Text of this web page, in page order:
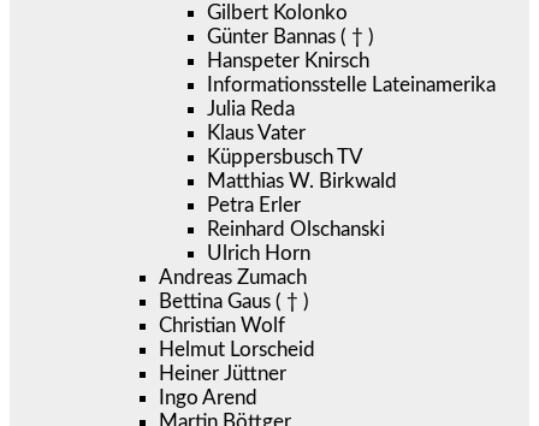
Gilbert Kolonko
Günter Bannas ( † )
Hanspeter Knirsch
Informationsstelle Lateinamerika
Julia Reda
Klaus Vater
Küppersbusch TV
Matthias W. Birkwald
Petra Erler
Reinhard Olschanski
Ulrich Horn
Andreas Zumach
Bettina Gaus ( † )
Christian Wolf
Helmut Lorscheid
Heiner Jüttner
Ingo Arend
Martin Böttger